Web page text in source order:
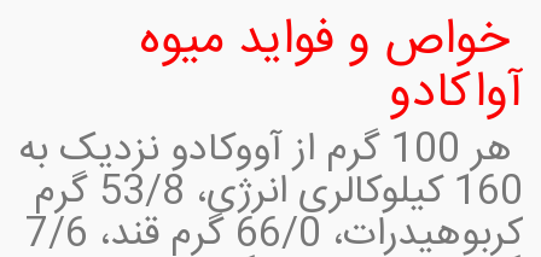
خواص و فواید میوه
آواکادو
هر 100 گرم از آووکادو نزدیک به
160 کیلوکالری انرژی، 53/8 گرم
کربوهیدرات، 66/0 گرم قند، 7/6